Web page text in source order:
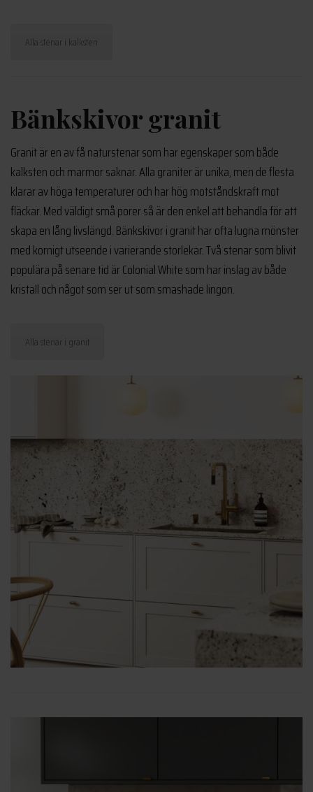
Alla stenar i kalksten
Bänkskivor granit
Granit är en av få naturstenar som har egenskaper som både
kalksten och marmor saknar. Alla graniter är unika, men de flesta
klarar av höga temperaturer och har hög motståndskraft mot
fläckar. Med väldigt små porer så är den enkel att behandla för att
skapa en lång livslängd. Bänkskivor i granit har ofta lugna mönster
med kornigt utseende i varierande storlekar. Två stenar som blivit
populära på senare tid är Colonial White som har inslag av både
kristall och något som ser ut som smashade lingon.
Alla stenar i granit